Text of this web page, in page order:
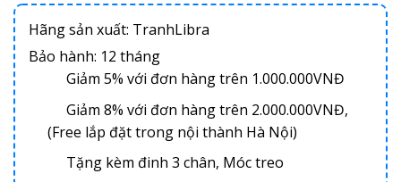
Hãng sản xuất: TranhLibra
Bảo hành: 12 tháng
Giảm 5% với đơn hàng trên 1.000.000VNĐ
Giảm 8% với đơn hàng trên 2.000.000VNĐ,
(Free lắp đặt trong nội thành Hà Nội)
Tặng kèm đinh 3 chân, Móc treo